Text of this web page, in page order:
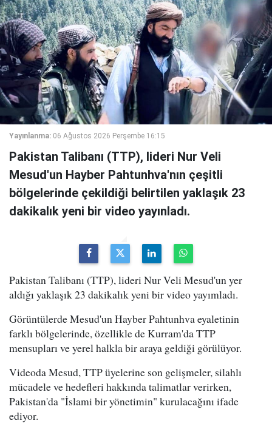
Yayınlanma: 06 Ağustos 2026 Perşembe 16:15
Pakistan Talibanı (TTP), lideri Nur Veli
Mesud'un Hayber Pahtunhva'nın çeşitli
bölgelerinde çekildiği belirtilen yaklaşık 23
dakikalık yeni bir video yayınladı.
Pakistan Talibanı (TTP), lideri Nur Veli Mesud'un yer
aldığı yaklaşık 23 dakikalık yeni bir video yayımladı.
Görüntülerde Mesud'un Hayber Pahtunhva eyaletinin
farklı bölgelerinde, özellikle de Kurram'da TTP
mensupları ve yerel halkla bir araya geldiği görülüyor.
Videoda Mesud, TTP üyelerine son gelişmeler, silahlı
mücadele ve hedefleri hakkında talimatlar verirken,
Pakistan'da "İslami bir yönetimin" kurulacağını ifade
ediyor.